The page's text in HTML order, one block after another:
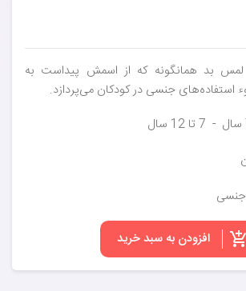
بد همانگونه که از اسمش پیداست به
استفاده‌های جنسی در کودکان می‌پردازد.
7 تا 12 سال
جنسی
افزودن به سبد خرید